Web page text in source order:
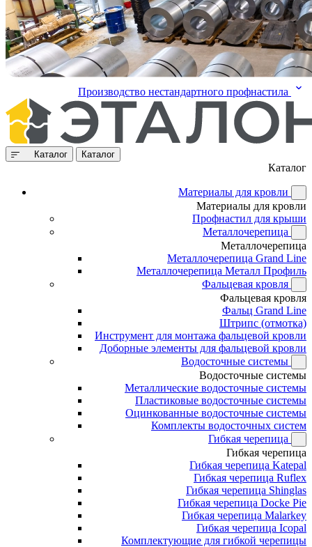
Производство нестандартного профнастила
Каталог Каталог
Каталог
Материалы для кровли
Материалы для кровли
Профнастил для крыши
Металлочерепица
Металлочерепица
Металлочерепица Grand Line
Металлочерепица Металл Профиль
Фальцевая кровля
Фальцевая кровля
Фальц Grand Line
Штрипс (отмотка)
Инструмент для монтажа фальцевой кровли
Доборные элементы для фальцевой кровли
Водосточные системы
Водосточные системы
Металлические водосточные системы
Пластиковые водосточные системы
Оцинкованные водосточные системы
Комплекты водосточных систем
Гибкая черепица
Гибкая черепица
Гибкая черепица Katepal
Гибкая черепица Ruflex
Гибкая черепица Shinglas
Гибкая черепица Docke Pie
Гибкая черепица Malarkey
Гибкая черепица Icopal
Комплектующие для гибкой черепицы